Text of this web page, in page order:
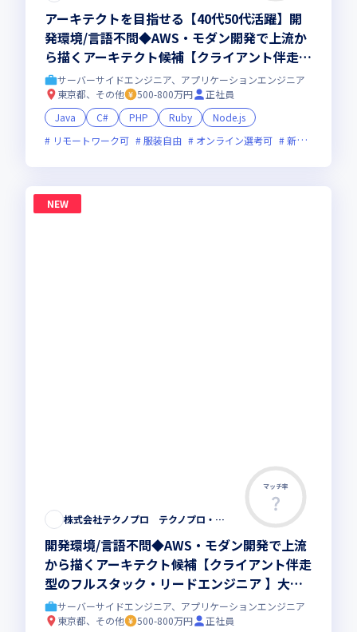
アーキテクトを目指せる【40代50代活躍】開
発環境/言語不問◆AWS・モダン開発で上流か
ら描くアーキテクト候補【クライアント伴走型
のフルスタック・リードエンジニア 】大手直
取引・最先端プロジェクト多数／残業少・福利
厚生◎
サーバーサイドエンジニア、アプリケーションエンジニア
東京都、その他
500-800万円
正社員
Java
C# PHP Ruby
Node.js
リモートワーク可
服装自由 オンライン選考可 新技術に積極的
NEW
マッチ率
株式会社テクノプロ テクノプロ・エンジニアリング社
開発環境/言語不問◆AWS・モダン開発で上流
から描くアーキテクト候補【クライアント伴走
型のフルスタック・リードエンジニア 】大手
直取引・最先端プロジェクト多数／残業少・福
利厚生◎
サーバーサイドエンジニア、アプリケーションエンジニア
東京都、その他
500-800万円
正社員